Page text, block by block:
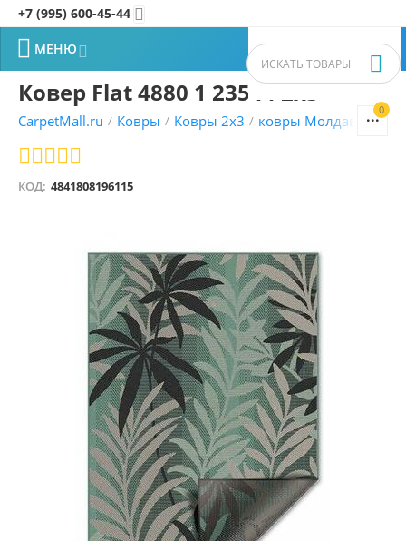
+7 (995) 600-45-44 
0



 МЕНЮ
Ковер Flat 4880 1 23544 2x3
CarpetMall.ru / Ковры / Ковры 2x3 / ковры Молдавские
КОД: 4841808196115